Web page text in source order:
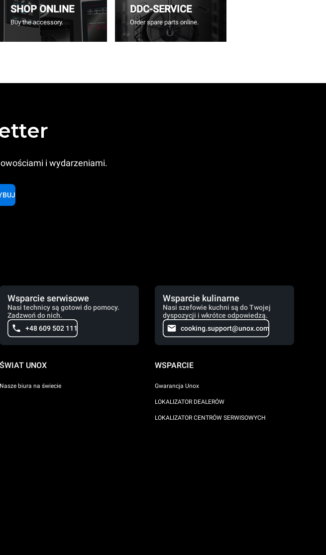
SHOP ONLINE
Buy the accessory.
DDC-SERVICE
Order spare parts online.
i wydarzeniami.
Wsparcie serwisowe
Nasi technicy są gotowi do pomocy.
Zadzwoń do nich.
+48 609 502 111
Wsparcie kulinarne
Nasi szefowie kuchni są do Twojej
dyspozycji i wkrótce odpowiedzą.
cooking.support@unox.com
ŚWIAT UNOX
Nasze biura na świecie
WSPARCIE
Gwarancja Unox
LOKALIZATOR DEALERÓW
LOKALIZATOR CENTRÓW SERWISOWYCH